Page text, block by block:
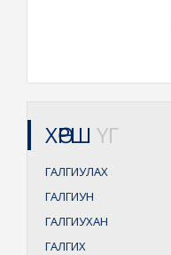
ХӨРШ ҮГ
ГАЛГИУЛАХ
ГАЛГИУН
ГАЛГИУХАН
ГАЛГИХ